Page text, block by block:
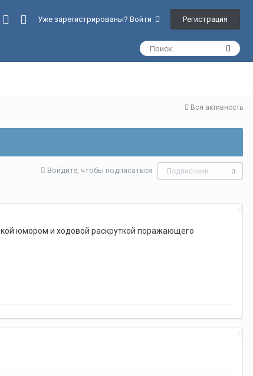
Уже зарегистрированы? Войти Регистрация
Вся активность
Войдите, чтобы подписаться Подписчики 0
юмором и ходовой раскруткой поражающего